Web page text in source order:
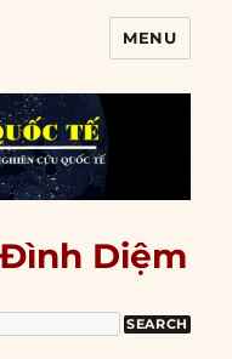
MENU
Diệm